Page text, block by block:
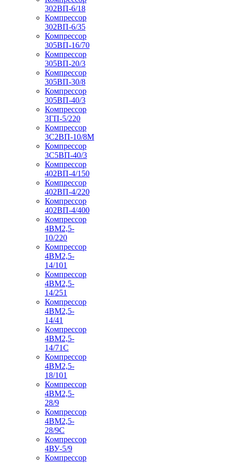
302ВП-6/18
Компрессор
302ВП-6/35
Компрессор
305ВП-16/70
Компрессор
305ВП-20/3
Компрессор
305ВП-30/8
Компрессор
305ВП-40/3
Компрессор
3ГП-5/220
Компрессор
3С2ВП-10/8М
Компрессор
3С5ВП-40/3
Компрессор
402ВП-4/150
Компрессор
402ВП-4/220
Компрессор
402ВП-4/400
Компрессор
4ВМ2,5-
10/220
Компрессор
4ВМ2,5-
14/101
Компрессор
4ВМ2,5-
14/251
Компрессор
4ВМ2,5-
14/41
Компрессор
4ВМ2,5-
14/71C
Компрессор
4ВМ2,5-
18/101
Компрессор
4ВМ2,5-
28/9
Компрессор
4ВМ2,5-
28/9С
Компрессор
4ВУ-5/9
Компрессор